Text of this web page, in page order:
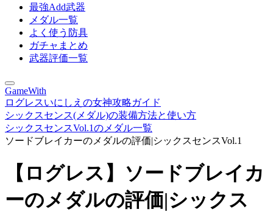
最強Add武器
メダル一覧
よく使う防具
ガチャまとめ
武器評価一覧
GameWith
ログレスいにしえの女神攻略ガイド
シックスセンス(メダル)の装備方法と使い方
シックスセンスVol.1のメダル一覧
ソードブレイカーのメダルの評価|シックスセンスVol.1
【ログレス】ソードブレイカ
ーのメダルの評価|シックス